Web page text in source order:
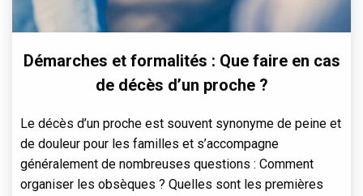
Démarches et formalités : Que faire en cas
de décès d’un proche ?
Le décès d’un proche est souvent synonyme de peine et
de douleur pour les familles et s’accompagne
généralement de nombreuses questions : Comment
organiser les obsèques ? Quelles sont les premières